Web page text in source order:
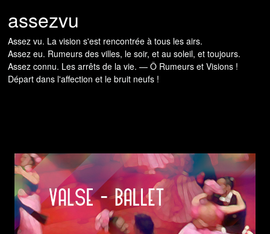
assezvu
Assez vu. La vision s'est rencontrée à tous les airs.
Assez eu. Rumeurs des villes, le soir, et au soleil, et toujours.
Assez connu. Les arrêts de la vie. — Ô Rumeurs et Visions !
Départ dans l'affection et le bruit neufs !